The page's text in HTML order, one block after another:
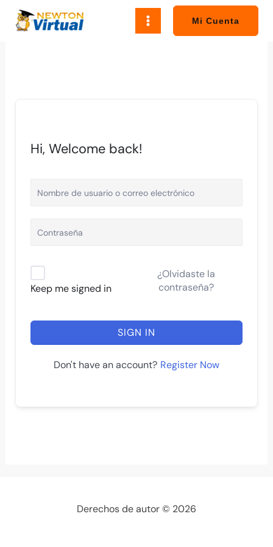
Mi Cuenta
Hi, Welcome back!
Keep me signed in
¿Olvidaste la
contraseña?
SIGN IN
Don't have an account? Register Now
Derechos de autor © 2026